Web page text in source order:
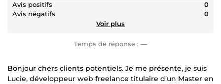
Avis positifs
0
Avis négatifs
0
Voir plus
Temps de réponse : —
Bonjour chers clients potentiels. Je me présente, je suis
Lucie, développeur web freelance titulaire d'un Master en